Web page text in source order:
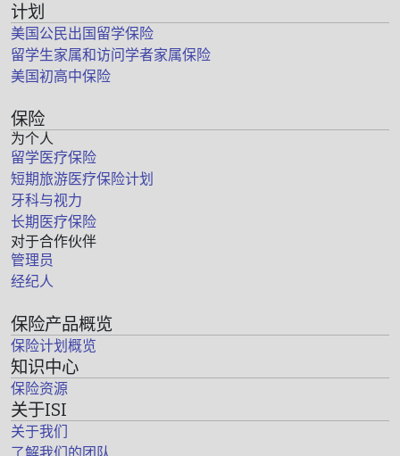
计划
美国公民出国留学保险
留学生家属和访问学者家属保险
美国初高中保险
保险
为个人
留学医疗保险
短期旅游医疗保险计划
牙科与视力
长期医疗保险
对于合作伙伴
管理员
经纪人
保险产品概览
保险计划概览
知识中心
保险资源
关于ISI
关于我们